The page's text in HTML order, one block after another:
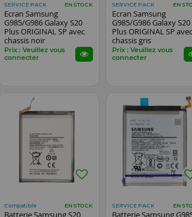
SERVICE PACK EN STOCK
Ecran Samsung
G985/G986 Galaxy S20
Plus ORIGINAL SP avec
chassis noir
Prix : Veuillez vous
connecter
SERVICE PACK EN
Ecran Samsung
G985/G986 Galaxy S20
Plus ORIGINAL SP avec
chassis gris
Prix : Veuillez vous
connecter
Compatible EN STOCK
Batterie Samsung S20
SERVICE PACK EN
Batterie Samsung